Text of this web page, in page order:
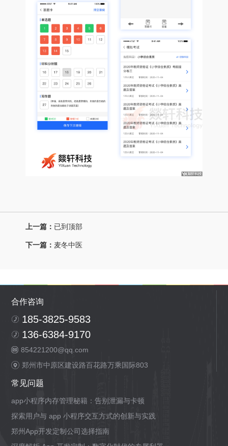
上一篇： 已到顶部
下一篇： 麦冬中医
合作咨询
185-3825-9583
136-6384-9170
854221200@qq.com
郑州市中原区建设路百花路万乘国际803
常见问题
app小程序内存管理秘籍：告别泄漏与卡顿
探索用户与 app 小程序交互方式的创新与实践
郑州App开发定制公司选择指南